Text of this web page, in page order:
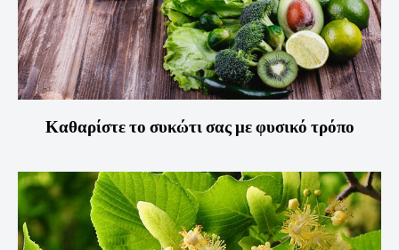
Καθαρίστε το συκώτι σας με φυσικό τρόπο